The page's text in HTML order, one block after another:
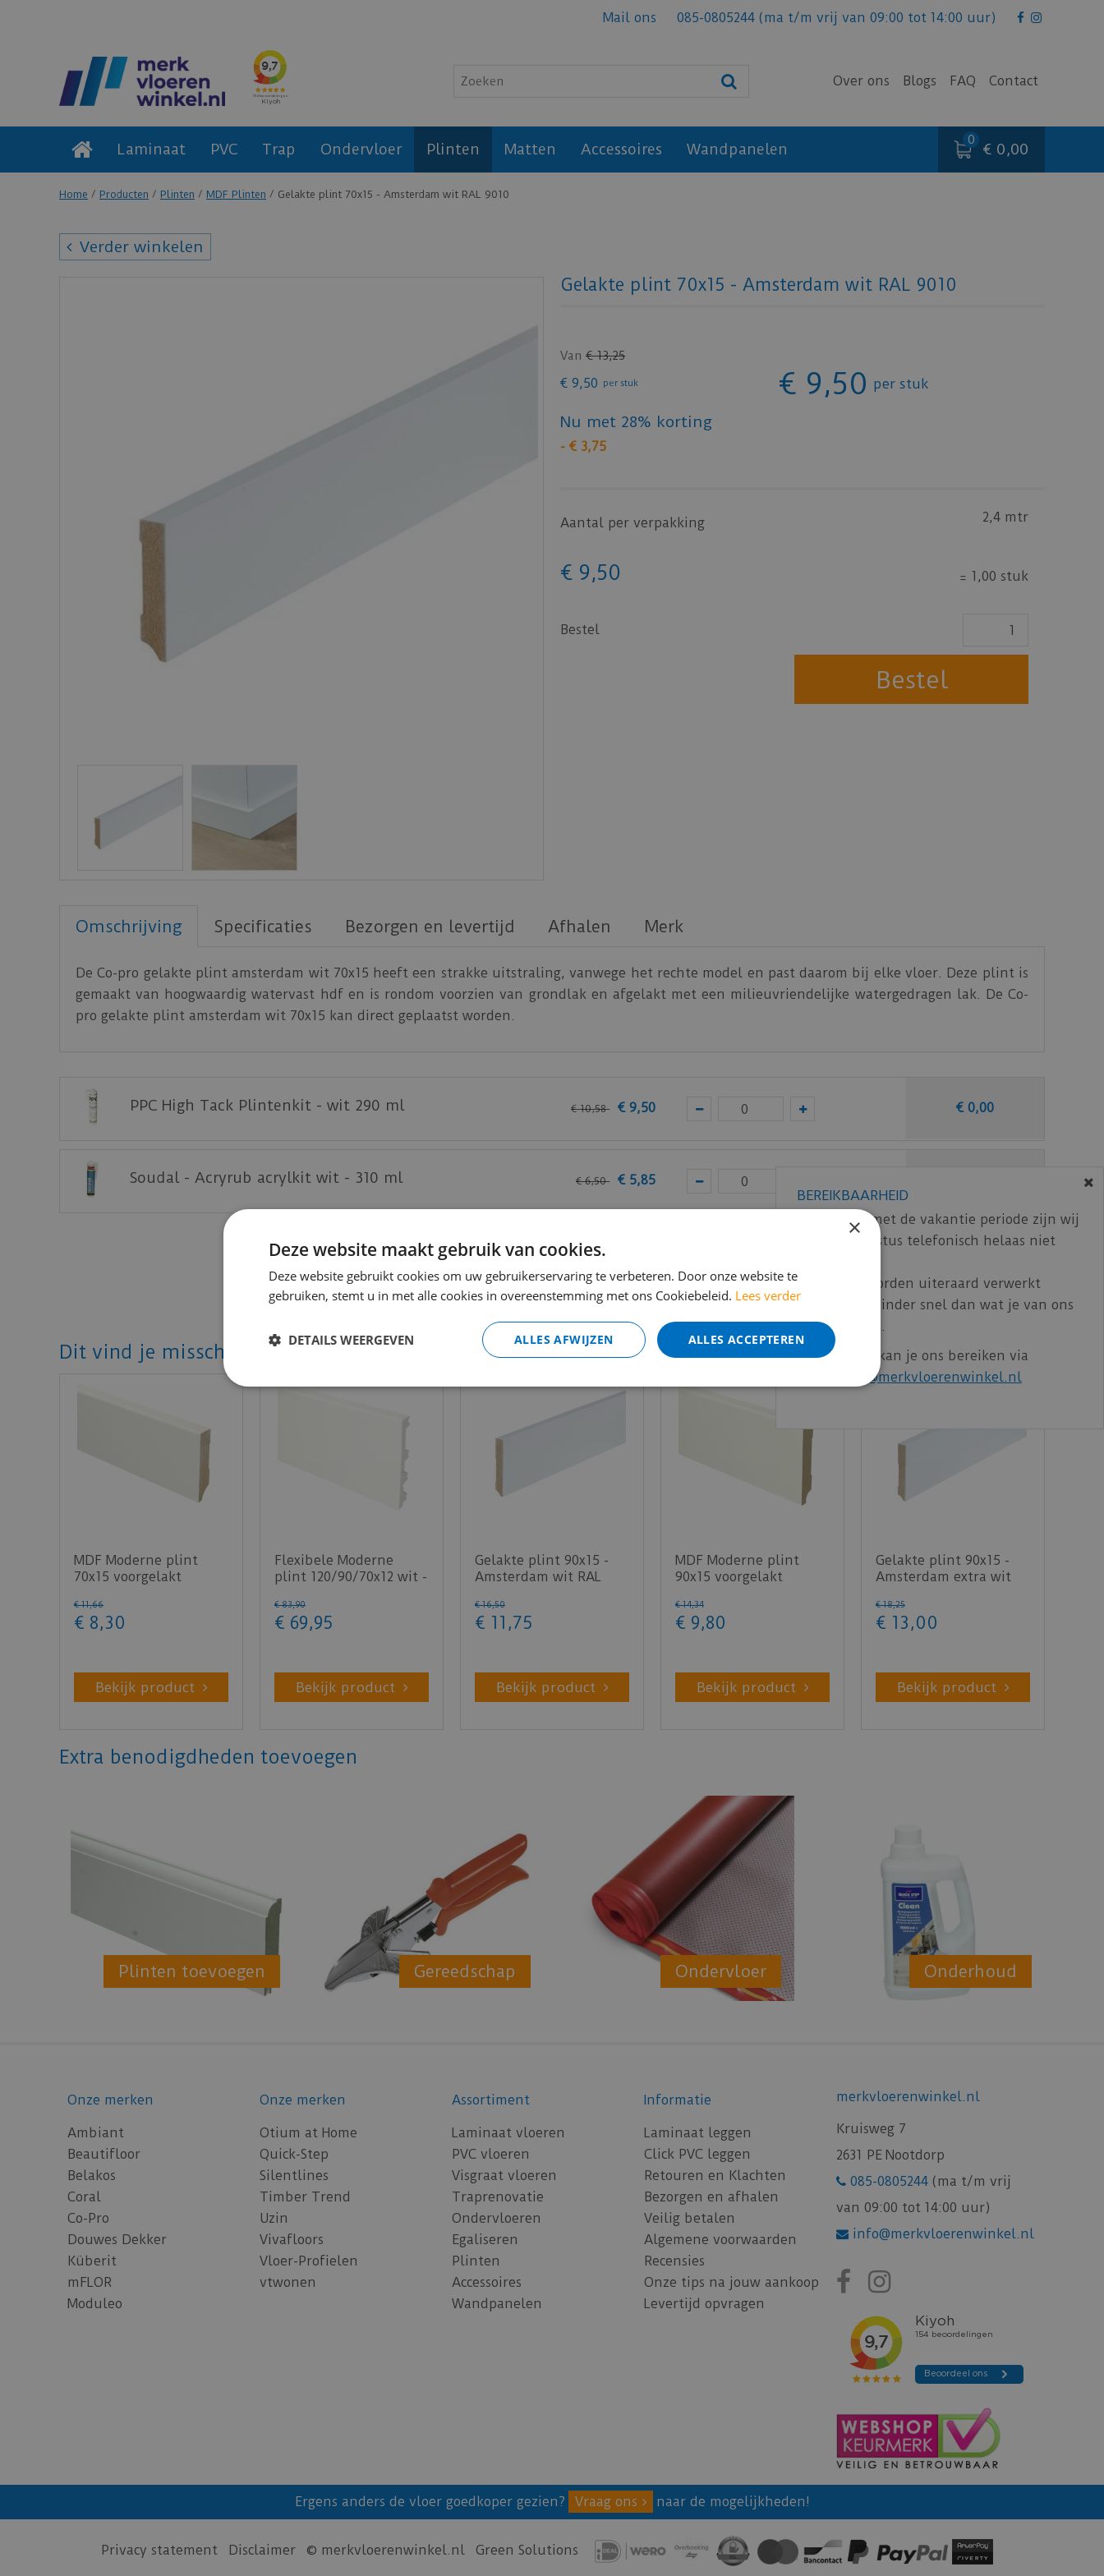
Home Producten Plinten MDF Plinten Gelakte plint 70x15 - Amsterdam wit RAL 9010
Mail ons 085-0805244 (ma t/m vrij van 09:00 tot 14:00 uur)
Over ons Blogs FAQ Contact
Laminaat PVC Trap Ondervloer Plinten Matten Accessoires Wandpanelen € 0,00
Verder winkelen
Gelakte plint 70x15 - Amsterdam wit RAL 9010
Van € 13,25
€ 9,50 per stuk € 9,50 per stuk
Nu met 28% korting
- € 3,75
Aantal per verpakking 2,4 mtr
€ 9,50 = 1,00 stuk
Bestel
Omschrijving Specificaties Bezorgen en levertijd Afhalen Merk
De Co-pro gelakte plint amsterdam wit 70x15 heeft een strakke uitstraling, vanwege het rechte model en past daarom bij elke vloer. Deze plint is
gemaakt van hoogwaardig watervast hdf en is rondom voorzien van grondlak en afgelakt met een milieuvriendelijke watergedragen lak. De Co-
pro gelakte plint amsterdam wit 70x15 kan direct geplaatst worden.
PPC High Tack Plintenkit - wit 290 ml € 10,58 € 9,50 € 0,00
Soudal - Acryrub acrylkit wit - 310 ml € 6,50 € 5,85
€ 9,50
Dit vind je misschien ook mooi!
MDF Moderne plint
70x15 voorgelakt
€ 11,66
€ 8,30
Bekijk product
Flexibele Moderne
plint 120/90/70x12 wit -
€ 83,90
€ 69,95
Bekijk product
Gelakte plint 90x15 -
Amsterdam wit RAL
€ 16,50
€ 11 ,75
Bekijk product
MDF Moderne plint
90x15 voorgelakt
€ 14,34
€ 9,80
Bekijk product
Gelakte plint 90x15 -
Amsterdam extra wit
€ 18,25
€ 13 ,00
Bekijk product
Extra benodigdheden toevoegen
Plinten toevoegen Gereedschap Ondervloer Onderhoud
Onze merken
Ambiant
Beautifloor
Belakos
Coral
Co-Pro
Douwes Dekker
Küberit
mFLOR
Moduleo
Onze merken
Otium at Home
Quick-Step
Silentlines
Timber Trend
Uzin
Vivafloors
Vloer-Profielen
vtwonen
Assortiment
Laminaat vloeren
PVC vloeren
Visgraat vloeren
Traprenovatie
Ondervloeren
Egaliseren
Plinten
Accessoires
Wandpanelen
Informatie
Laminaat leggen
Click PVC leggen
Retouren en Klachten
Bezorgen en afhalen
Veilig betalen
Algemene voorwaarden
Recensies
Onze tips na jouw aankoop
Levertijd opvragen
merkvloerenwinkel.nl
Kruisweg 7
2631 PE Nootdorp
085-0805244 (ma t/m vrij
van 09:00 tot 14:00 uur)
info@merkvloerenwinkel.nl
Ergens anders de vloer goedkoper gezien? Vraag ons naar de mogelijkheden!
Privacy statement Disclaimer © merkvloerenwinkel.nl Green Solutions
BEREIKBAARHEID
In verband met de vakantie periode zijn wij
t/m 14 augustus telefonisch helaas niet
Bestelling worden uiteraard verwerkt
echter iets minder snel dan wat je van ons
gewend bent.
Voor vragen kan je ons bereiken via
info@merkvloerenwinkel.nl
×
Deze website maakt gebruik van cookies.
Deze website gebruikt cookies om uw gebruikerservaring te verbeteren. Door onze website te
gebruiken, stemt u in met alle cookies in overeenstemming met ons Cookiebeleid. Lees verder
ALLES ACCEPTEREN
ALLES AFWIJZEN
DETAILS WEERGEVEN